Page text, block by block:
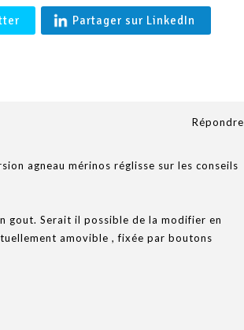
Partager sur LinkedIn
Répondre
agneau mérinos réglisse sur les conseils
gout. Serait il possible de la modifier en
amovible , fixée par boutons